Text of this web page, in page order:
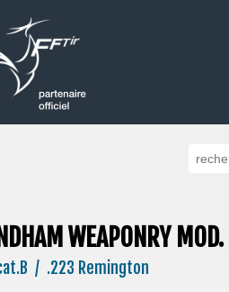
WEAPONRY
/ .223 Remington